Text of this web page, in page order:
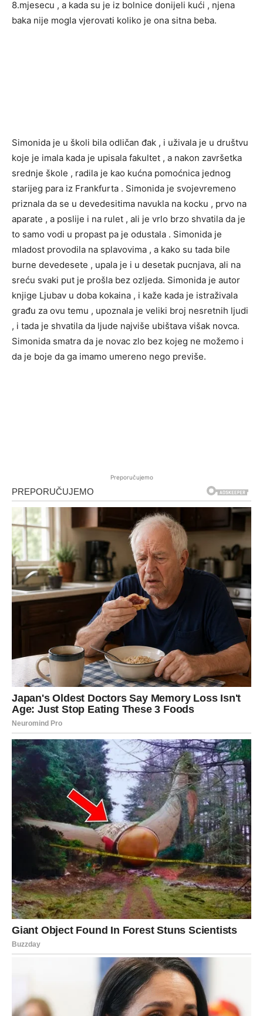
8.mjesecu , a kada su je iz bolnice donijeli kući , njena
baka nije mogla vjerovati koliko je ona sitna beba.
Simonida je u školi bila odličan đak , i uživala je u društvu
koje je imala kada je upisala fakultet , a nakon završetka
srednje škole , radila je kao kućna pomoćnica jednog
starijeg para iz Frankfurta . Simonida je svojevremeno
priznala da se u devedesitima navukla na kocku , prvo na
aparate , a poslije i na rulet , ali je vrlo brzo shvatila da je
to samo vodi u propast pa je odustala . Simonida je
mladost provodila na splavovima , a kako su tada bile
burne devedesete , upala je i u desetak pucnjava, ali na
sreću svaki put je prošla bez ozljeda. Simonida je autor
knjige Ljubav u doba kokaina , i kaže kada je istraživala
građu za ovu temu , upoznala je veliki broj nesretnih ljudi
, i tada je shvatila da ljude najviše ubištava višak novca.
Simonida smatra da je novac zlo bez kojeg ne možemo i
da je boje da ga imamo umereno nego previše.
Preporučujemo